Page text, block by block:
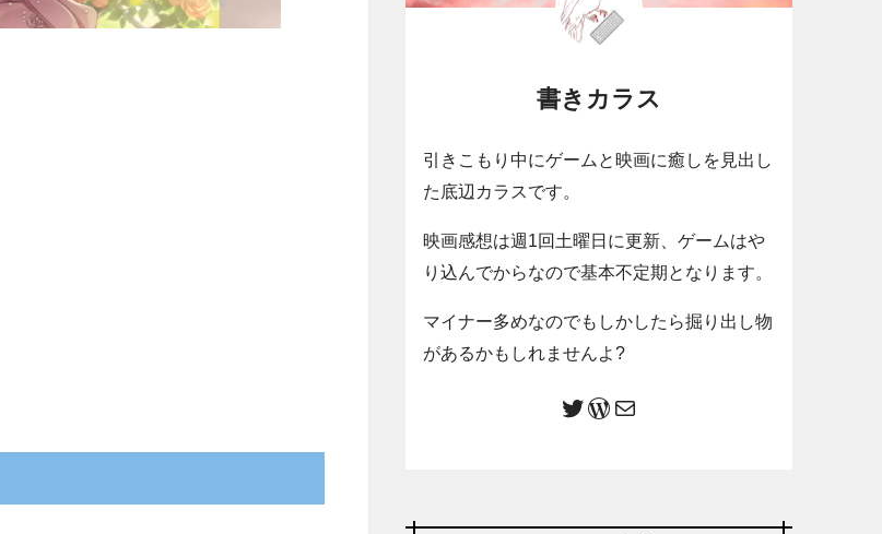
書きカラス
引きこもり中にゲームと映画に癒しを見出し
た底辺カラスです。
映画感想は週1回土曜日に更新、ゲームはや
り込んでからなので基本不定期となります。
マイナー多めなのでもしかしたら掘り出し物
があるかもしれませんよ?